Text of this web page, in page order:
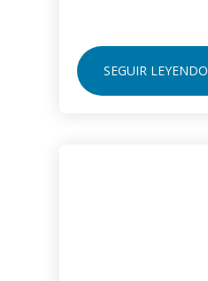
SEGUIR LEYENDO